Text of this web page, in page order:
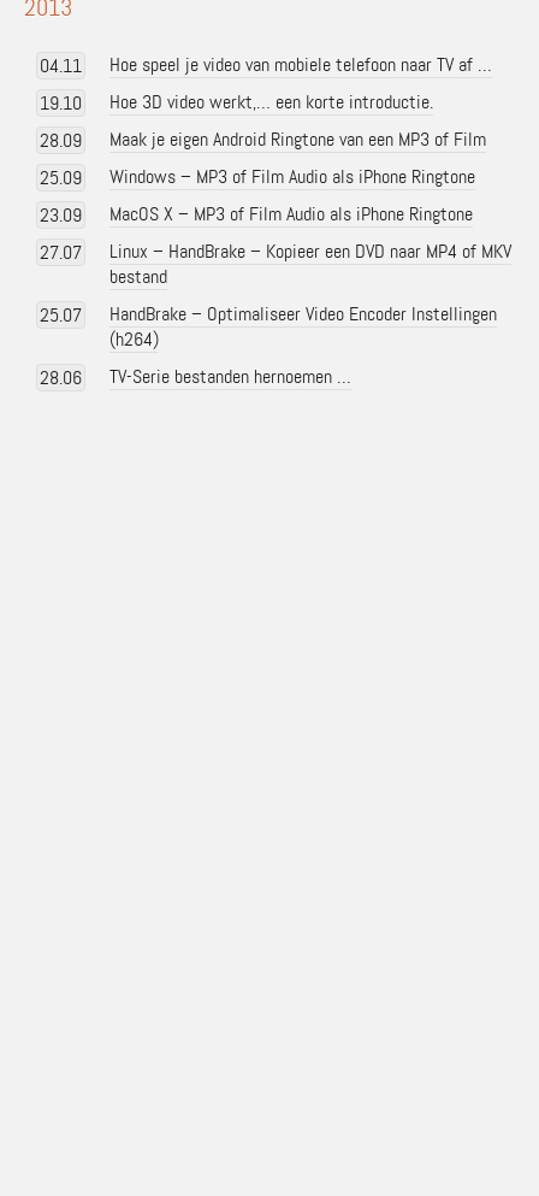
2013
04.11
Hoe speel je video van mobiele telefoon naar TV af …
19.10
Hoe 3D video werkt,… een korte introductie.
28.09
Maak je eigen Android Ringtone van een MP3 of Film
25.09
Windows – MP3 of Film Audio als iPhone Ringtone
23.09
MacOS X – MP3 of Film Audio als iPhone Ringtone
27.07
Linux – HandBrake – Kopieer een DVD naar MP4 of MKV
bestand
25.07
HandBrake – Optimaliseer Video Encoder Instellingen
(h264)
28.06
TV-Serie bestanden hernoemen …